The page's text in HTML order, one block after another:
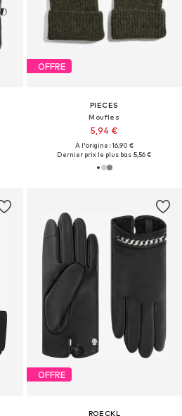
OFFRE
PIECES
Moufles
5,94 €
À l'origine : 16,90 €
Dernier prix le plus bas :5,56 €
OFFRE
ROECKL